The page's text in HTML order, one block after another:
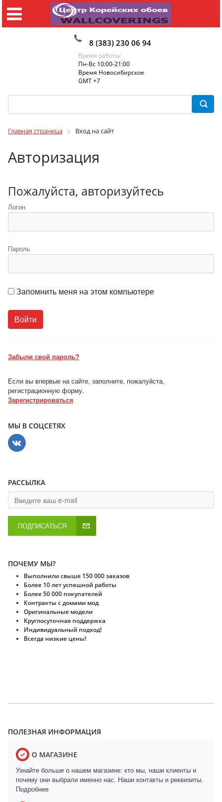
8 (383) 230 06 94
Время работы:
Пн-Вс 10:00-21:00
Время Новосибирское
GMT +7
Главная страница Вход на сайт
Авторизация
Пожалуйста, авторизуйтесь
Логин
Пароль
Запомнить меня на этом компьютере
Забыли свой пароль?
Если вы впервые на сайте, заполните, пожалуйста,
регистрационную форму.
Зарегистрироваться
МЫ В СОЦСЕТЯХ
РАССЫЛКА
ПОДПИСАТЬСЯ
ПОЧЕМУ МЫ?
Выполнили свыше 150 000 заказов
Более 10 лет успешной работы
Более 50 000 покупателей
Контракты с домами мод
Оригинальные модели
Круглосуточная поддержка
Индивидуальный подход!
Всегда низкие цены!
ПОЛЕЗНАЯ ИНФОРМАЦИЯ
О МАГАЗИНЕ
Узнайте больше о нашем магазине: кто мы, наши клиенты и
почему они выбрали именно нас. Наши контакты и реквизиты.
Подробнее